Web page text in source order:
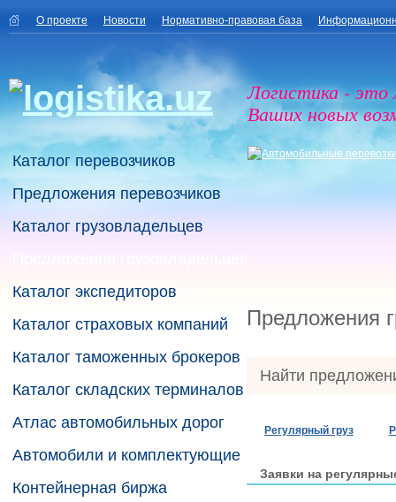
О проекте Новости Нормативно-правовая база
Логистика - это
Ваших новых
Каталог перевозчиков
Предложения перевозчиков
Каталог грузовладельцев
Каталог экспедиторов
Каталог страховых компаний
Каталог таможенных брокеров
Каталог складских терминалов
Атлас автомобильных дорог
Автомобили и комплектующие
Контейнерная биржа
Предложения
Найти
Регулярный груз
Заявки на